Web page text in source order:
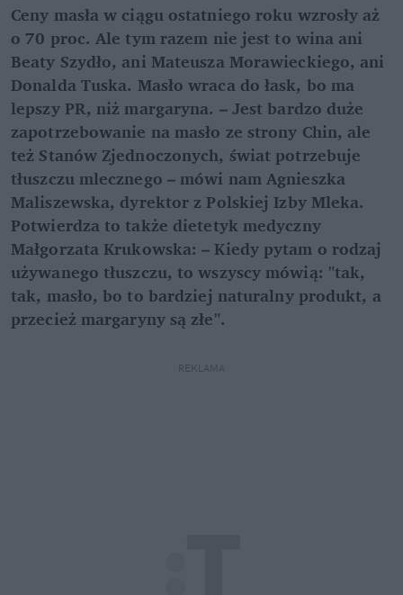
Ceny masła w ciągu ostatniego roku wzrosły aż
o 70 proc. Ale tym razem nie jest to wina ani
Beaty Szydło, ani Mateusza Morawieckiego, ani
Donalda Tuska. Masło wraca do łask, bo ma
lepszy PR, niż margaryna. – Jest bardzo duże
zapotrzebowanie na masło ze strony Chin, ale
też Stanów Zjednoczonych, świat potrzebuje
tłuszczu mlecznego – mówi nam Agnieszka
Maliszewska, dyrektor z Polskiej Izby Mleka.
Potwierdza to także dietetyk medyczny
Małgorzata Krukowska: – Kiedy pytam o rodzaj
używanego tłuszczu, to wszyscy mówią: "tak,
tak, masło, bo to bardziej naturalny produkt, a
przecież margaryny są złe".
REKLAMA